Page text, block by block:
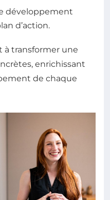
développement
d’action.
à transformer une
enrichissant
de chaque